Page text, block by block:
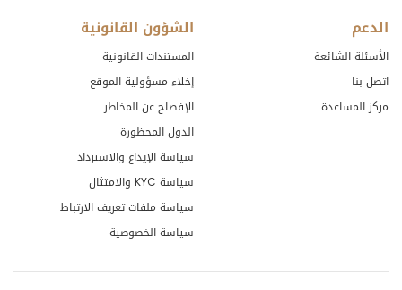
الدعم
الأسئلة الشائعة
اتصل بنا
مركز المساعدة
الشؤون القانونية
المستندات القانونية
إخلاء مسؤولية الموقع
الإفصاح عن المخاطر
الدول المحظورة
سياسة الإيداع والاسترداد
سياسة KYC والامتثال
سياسة ملفات تعريف الارتباط
سياسة الخصوصية